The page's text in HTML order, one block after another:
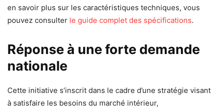
en savoir plus sur les caractéristiques techniques, vous
pouvez consulter le guide complet des spécifications.
Réponse à une forte demande
nationale
Cette initiative s’inscrit dans le cadre d’une stratégie visant
à satisfaire les besoins du marché intérieur,